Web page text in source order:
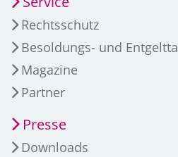
Rechtsschutz
Besoldungs- und
Magazine
Partner
Presse
Downloads